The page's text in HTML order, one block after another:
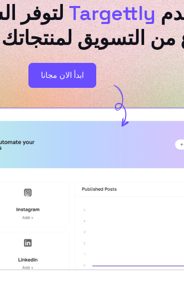
Targettly لتوفر
من التسويق
ابدأ الان مجانا